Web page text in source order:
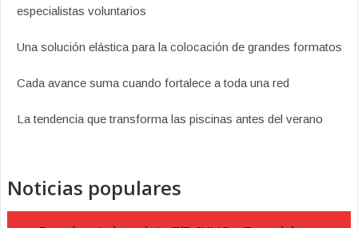
especialistas voluntarios
Una solución elástica para la colocación de grandes formatos
Cada avance suma cuando fortalece a toda una red
La tendencia que transforma las piscinas antes del verano
Noticias populares